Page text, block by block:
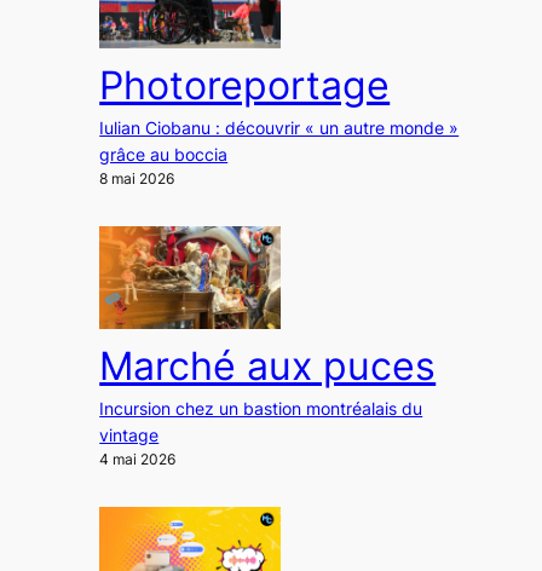
Photoreportage
Iulian Ciobanu : découvrir « un autre monde »
grâce au boccia
8 mai 2026
Marché aux puces
Incursion chez un bastion montréalais du
vintage
4 mai 2026